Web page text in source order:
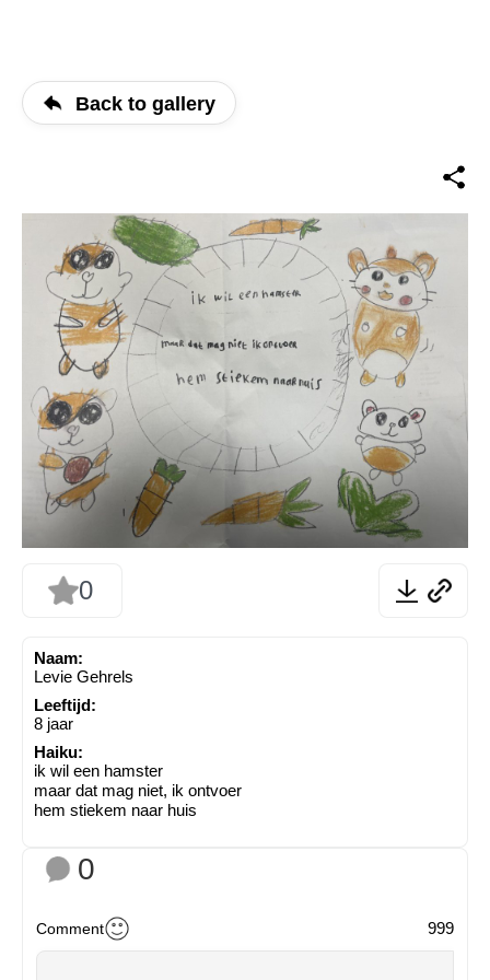
Back to gallery
0
Naam:
Levie Gehrels
Leeftijd:
8 jaar
Haiku:
ik wil een hamster
maar dat mag niet, ik ontvoer
hem stiekem naar huis
0
Comment 999